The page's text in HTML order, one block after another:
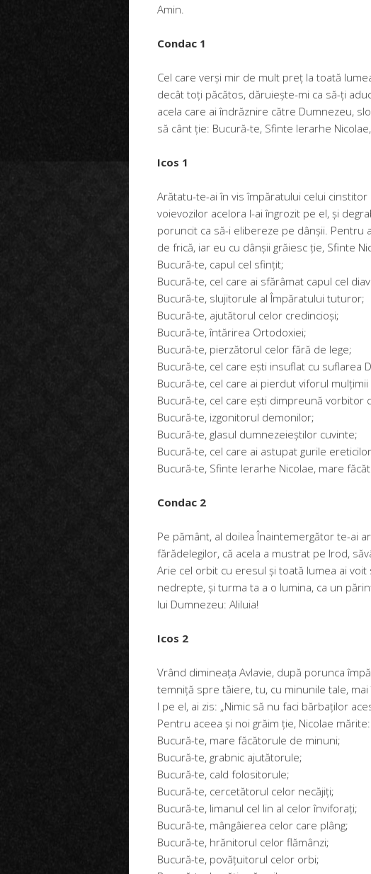
Amin.
Condac 1
Cel care verși mir de mult preț la toată
decât toți păcătos, dăruiește-mi ca să-ți
acela care ai îndrăznire către Dumnezeu,
să cânt ție: Bucură-te, Sfinte Ierarhe
Icos 1
Arătatu-te-ai în vis împăratului celui
voievozilor acelora l-ai îngrozit pe el, și
poruncit ca să-i elibereze pe dânșii. Pentru
de frică, iar eu cu dânșii grăiesc ție, Sfinte
Bucură-te, capul cel sfințit;
Bucură-te, cel care ai sfărâmat capul cel
Bucură-te, slujitorule al Împăratului tuturor;
Bucură-te, ajutătorul celor credincioși;
Bucură-te, întărirea Ortodoxiei;
Bucură-te, pierzătorul celor fără de lege;
Bucură-te, cel care ești insuflat cu suflarea
Bucură-te, cel care ai pierdut viforul mulțimii
Bucură-te, cel care ești dimpreună vorbitor
Bucură-te, izgonitorul demonilor;
Bucură-te, glasul dumnezeieștilor cuvinte;
Bucură-te, cel care ai astupat gurile
Bucură-te, Sfinte Ierarhe Nicolae, mare
Condac 2
Pe pământ, al doilea Înaintemergător te-ai
fărădelegilor, că acela a mustrat pe Irod,
Arie cel orbit cu eresul și toată lumea ai
nedrepte, și turma ta a o lumina, ca un
lui Dumnezeu: Aliluia!
Icos 2
Vrând dimineața Avlavie, după porunca
temniță spre tăiere, tu, cu minunile tale,
l pe el, ai zis: „Nimic să nu faci bărbaților
Pentru aceea și noi grăim ție, Nicolae mărite:
Bucură-te, mare făcătorule de minuni;
Bucură-te, grabnic ajutătorule;
Bucură-te, cald folositorule;
Bucură-te, cercetătorul celor necăjiți;
Bucură-te, limanul cel lin al celor înviforați;
Bucură-te, mângâierea celor care plâng;
Bucură-te, hrănitorul celor flămânzi;
Bucură-te, povățuitorul celor orbi;